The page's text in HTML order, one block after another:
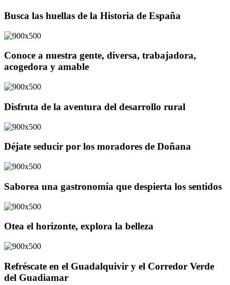
Busca las huellas de la Historia de España
Conoce a nuestra gente, diversa, trabajadora,
acogedora y amable
Disfruta de la aventura del desarrollo rural
Déjate seducir por los moradores de Doñana
Saborea una gastronomía que despierta los sentidos
Otea el horizonte, explora la belleza
Refréscate en el Guadalquivir y el Corredor Verde
del Guadiamar